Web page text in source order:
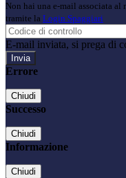
Non hai una e-mail associata al
tramite la Login Spaggiari
E-mail inviata, si prega di
Errore
Chiudi
Successo
Chiudi
Informazione
Chiudi